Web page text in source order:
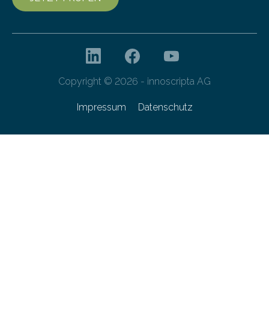
Copyright © 2026 - innoscripta AG
Impressum Datenschutz